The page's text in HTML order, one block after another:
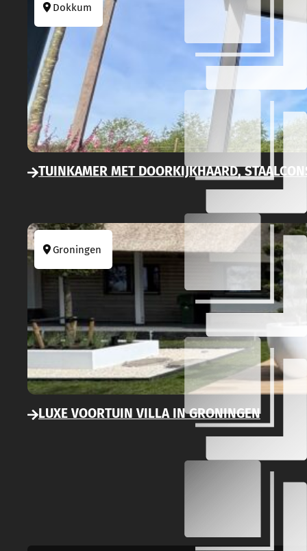
Dokkum
TUINKAMER MET DOORKIJKHAARD,
Groningen
LUXE VOORTUIN VILLA IN GRONINGEN